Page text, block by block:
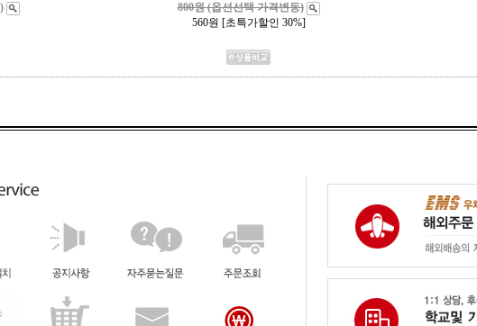
800원 (옵션선택 가격변동)
560원 [초특가할인 30%]